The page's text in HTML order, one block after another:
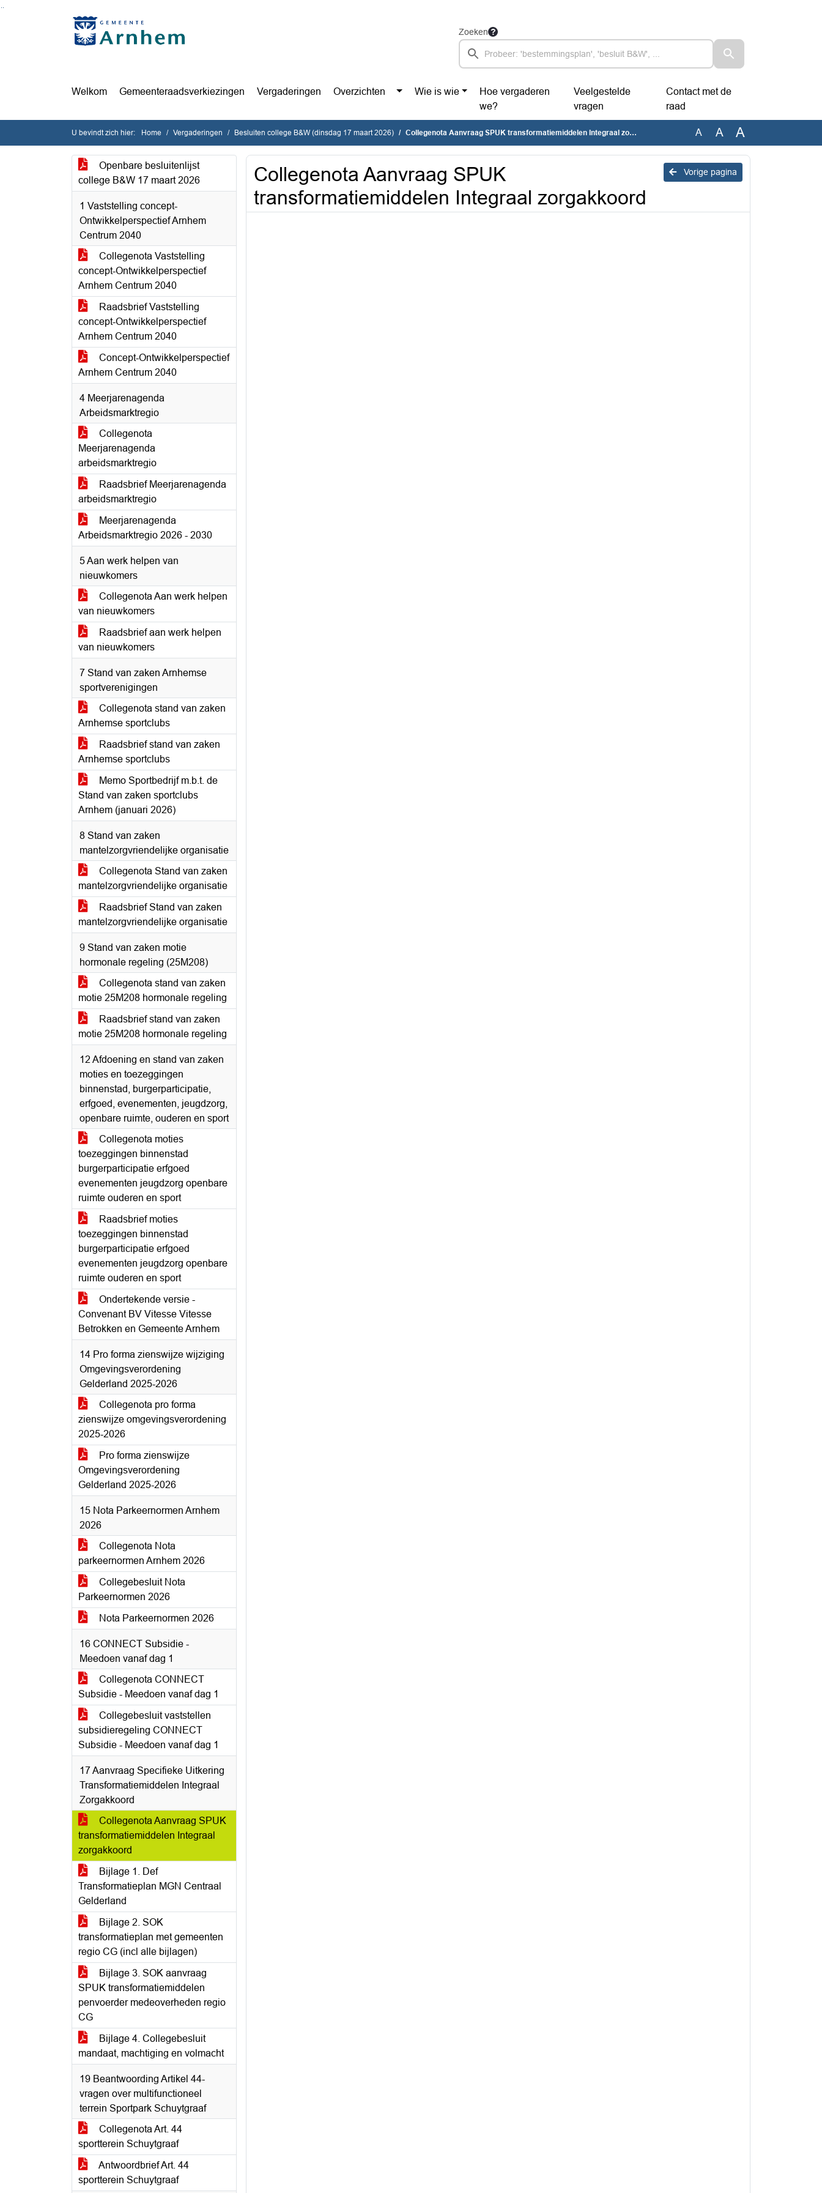
Ga naar de inhoud van deze pagina
Ga naar het zoeken
Ga naar het menu
Zoeken
Welkom Gemeenteraadsverkiezingen Vergaderingen Overzichten Wie is wie
Hoe vergaderen
we?
Veelgestelde
vragen
Contact met de
raad
U bevindt zich hier: Home Vergaderingen Besluiten college B&W (dinsdag 17 maart 2026) Collegenota Aanvraag SPUK transformatiemiddelen Integraal zorgakkoord A A A
Openbare besluitenlijst
college B&W 17 maart 2026
1 Vaststelling concept-
Ontwikkelperspectief Arnhem
Centrum 2040
Collegenota Vaststelling
concept-Ontwikkelperspectief
Arnhem Centrum 2040
Raadsbrief Vaststelling
concept-Ontwikkelperspectief
Arnhem Centrum 2040
Concept-Ontwikkelperspectief
Arnhem Centrum 2040
4 Meerjarenagenda
Arbeidsmarktregio
Collegenota
Meerjarenagenda
arbeidsmarktregio
Raadsbrief Meerjarenagenda
arbeidsmarktregio
Meerjarenagenda
Arbeidsmarktregio 2026 - 2030
5 Aan werk helpen van
nieuwkomers
Collegenota Aan werk helpen
van nieuwkomers
Raadsbrief aan werk helpen
van nieuwkomers
7 Stand van zaken Arnhemse
sportverenigingen
Collegenota stand van zaken
Arnhemse sportclubs
Raadsbrief stand van zaken
Arnhemse sportclubs
Memo Sportbedrijf m.b.t. de
Stand van zaken sportclubs
Arnhem (januari 2026)
8 Stand van zaken
mantelzorgvriendelijke organisatie
Collegenota Stand van zaken
mantelzorgvriendelijke organisatie
Raadsbrief Stand van zaken
mantelzorgvriendelijke organisatie
9 Stand van zaken motie
hormonale regeling (25M208)
Collegenota stand van zaken
motie 25M208 hormonale regeling
Raadsbrief stand van zaken
motie 25M208 hormonale regeling
12 Afdoening en stand van zaken
moties en toezeggingen
binnenstad, burgerparticipatie,
erfgoed, evenementen, jeugdzorg,
openbare ruimte, ouderen en sport
Collegenota moties
toezeggingen binnenstad
burgerparticipatie erfgoed
evenementen jeugdzorg openbare
ruimte ouderen en sport
Raadsbrief moties
toezeggingen binnenstad
burgerparticipatie erfgoed
evenementen jeugdzorg openbare
ruimte ouderen en sport
Ondertekende versie -
Convenant BV Vitesse Vitesse
Betrokken en Gemeente Arnhem
14 Pro forma zienswijze wijziging
Omgevingsverordening
Gelderland 2025-2026
Collegenota pro forma
zienswijze omgevingsverordening
2025-2026
Pro forma zienswijze
Omgevingsverordening
Gelderland 2025-2026
15 Nota Parkeernormen Arnhem
2026
Collegenota Nota
parkeernormen Arnhem 2026
Collegebesluit Nota
Parkeernormen 2026
Nota Parkeernormen 2026
16 CONNECT Subsidie -
Meedoen vanaf dag 1
Collegenota CONNECT
Subsidie - Meedoen vanaf dag 1
Collegebesluit vaststellen
subsidieregeling CONNECT
Subsidie - Meedoen vanaf dag 1
17 Aanvraag Specifieke Uitkering
Transformatiemiddelen Integraal
Zorgakkoord
Collegenota Aanvraag SPUK
transformatiemiddelen Integraal
zorgakkoord
Bijlage 1. Def
Transformatieplan MGN Centraal
Gelderland
Bijlage 2. SOK
transformatieplan met gemeenten
regio CG (incl alle bijlagen)
Bijlage 3. SOK aanvraag
SPUK transformatiemiddelen
penvoerder medeoverheden regio
CG
Bijlage 4. Collegebesluit
mandaat, machtiging en volmacht
19 Beantwoording Artikel 44-
vragen over multifunctioneel
terrein Sportpark Schuytgraaf
Collegenota Art. 44
sportterein Schuytgraaf
Antwoordbrief Art. 44
sportterein Schuytgraaf
Vorige pagina
Collegenota Aanvraag SPUK
transformatiemiddelen Integraal zorgakkoord